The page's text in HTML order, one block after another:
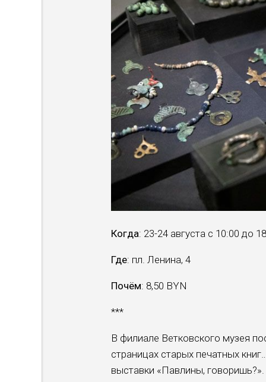
Когда: 23-24 августа с 10:00 до
Где: пл. Ленина, 4
Почём: 8,50 BYN
***
В филиале Ветковского музея
страницах старых печатных
выставки «Павлины, говоришь?».